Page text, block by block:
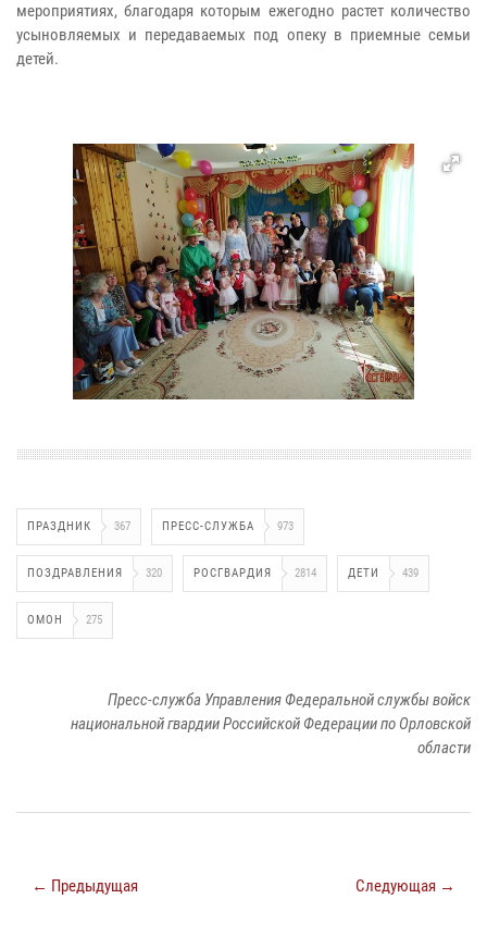
мероприятиях, благодаря которым ежегодно растет количество
усыновляемых и передаваемых под опеку в приемные семьи
детей.
ПРАЗДНИК 367 ПРЕСС-СЛУЖБА 973
ПОЗДРАВЛЕНИЯ 320 РОСГВАРДИЯ 2814 ДЕТИ 439
ОМОН 275
Пресс-служба Управления Федеральной службы войск
национальной гвардии Российской Федерации по Орловской
области
← Предыдущая Следующая →